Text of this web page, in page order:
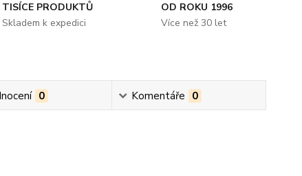
TISÍCE PRODUKTŮ
Skladem k expedici
OD ROKU 1996
Více než 30 let
0 Komentáře 0